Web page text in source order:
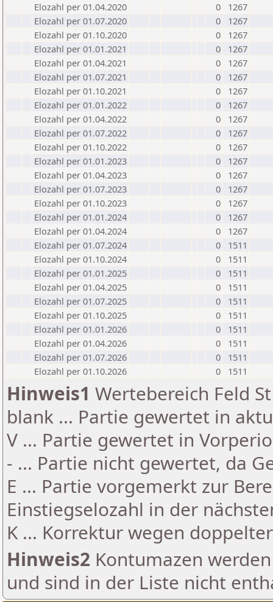
Elozahl per 01.04.2020
0
1267
Elozahl per 01.07.2020
0
1267
Elozahl per 01.10.2020
0
1267
Elozahl per 01.01.2021
0
1267
Elozahl per 01.04.2021
0
1267
Elozahl per 01.07.2021
0
1267
Elozahl per 01.10.2021
0
1267
Elozahl per 01.01.2022
0
1267
Elozahl per 01.04.2022
0
1267
Elozahl per 01.07.2022
0
1267
Elozahl per 01.10.2022
0
1267
Elozahl per 01.01.2023
0
1267
Elozahl per 01.04.2023
0
1267
Elozahl per 01.07.2023
0
1267
Elozahl per 01.10.2023
0
1267
Elozahl per 01.01.2024
0
1267
Elozahl per 01.04.2024
0
1267
Elozahl per 01.07.2024
0
1511
Elozahl per 01.10.2024
0
1511
Elozahl per 01.01.2025
0
1511
Elozahl per 01.04.2025
0
1511
Elozahl per 01.07.2025
0
1511
Elozahl per 01.10.2025
0
1511
Elozahl per 01.01.2026
0
1511
Elozahl per 01.04.2026
0
1511
Elozahl per 01.07.2026
0
1511
Elozahl per 01.10.2026
0 1511
Hinweis1 Wertebereich Feld
blank ... Partie gewertet in
V ... Partie gewertet in
- ... Partie nicht gewertet, da
E ... Partie vorgemerkt zur
Einstiegselozahl in der
K ... Korrektur wegen
Hinweis2 Kontumazen
und sind in der Liste nicht